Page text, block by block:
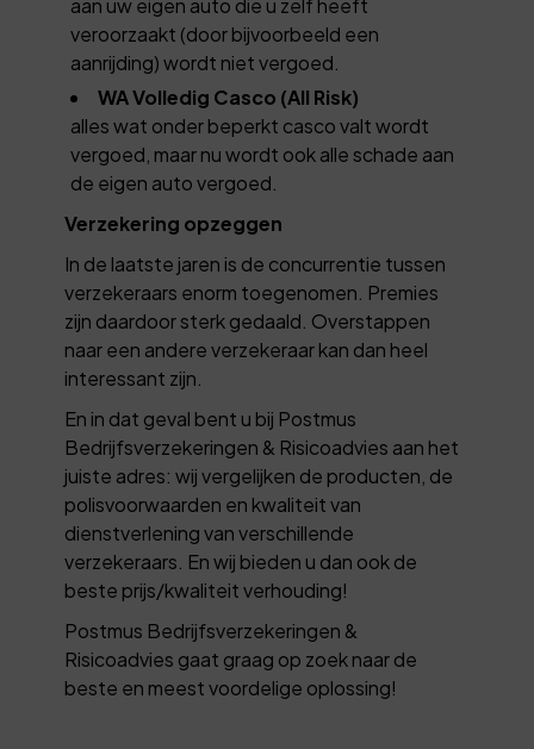
veroorzaakt (door bijvoorbeeld een
aanrijding) wordt niet vergoed.
WA Volledig Casco (All Risk)
alles wat onder beperkt casco valt wordt
vergoed, maar nu wordt ook alle schade aan
de eigen auto vergoed.
Verzekering opzeggen
In de laatste jaren is de concurrentie tussen
verzekeraars enorm toegenomen. Premies
zijn daardoor sterk gedaald. Overstappen
naar een andere verzekeraar kan dan heel
interessant zijn.
En in dat geval bent u bij Postmus
Bedrijfsverzekeringen & Risicoadvies aan het
juiste adres: wij vergelijken de producten, de
polisvoorwaarden en kwaliteit van
dienstverlening van verschillende
verzekeraars. En wij bieden u dan ook de
beste prijs/kwaliteit verhouding!
Postmus Bedrijfsverzekeringen &
Risicoadvies gaat graag op zoek naar de
beste en meest voordelige oplossing!